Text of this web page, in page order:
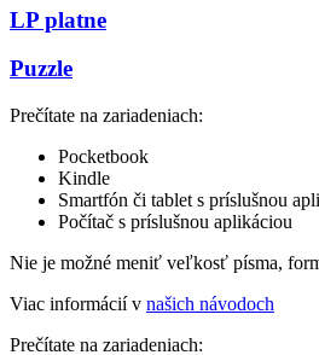
LP platne
Puzzle
Prečítate na zariadeniach:
Pocketbook
Kindle
Smartfón či tablet s príslušnou
Počítač s príslušnou aplikáciou
Nie je možné meniť veľkosť písma,
Viac informácií v našich návodoch
Prečítate na zariadeniach: